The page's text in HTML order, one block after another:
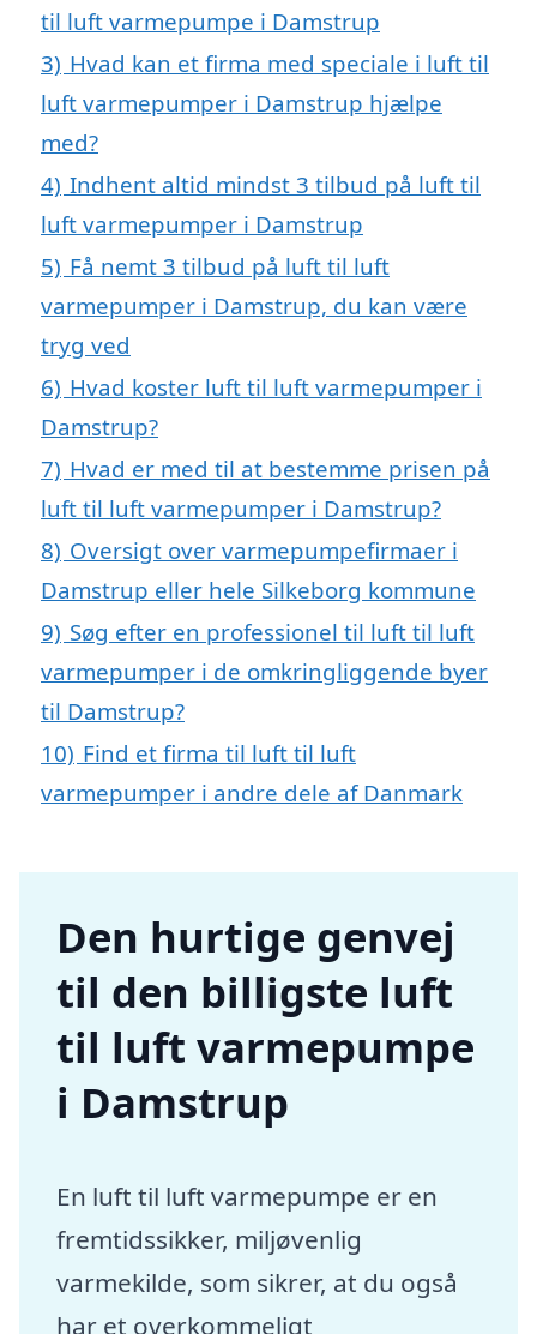
til luft varmepumpe i Damstrup
3) Hvad kan et firma med speciale i luft til
luft varmepumper i Damstrup hjælpe
med?
4) Indhent altid mindst 3 tilbud på luft til
luft varmepumper i Damstrup
5) Få nemt 3 tilbud på luft til luft
varmepumper i Damstrup, du kan være
tryg ved
6) Hvad koster luft til luft varmepumper i
Damstrup?
7) Hvad er med til at bestemme prisen på
luft til luft varmepumper i Damstrup?
8) Oversigt over varmepumpefirmaer i
Damstrup eller hele Silkeborg kommune
9) Søg efter en professionel til luft til luft
varmepumper i de omkringliggende byer
til Damstrup?
10) Find et firma til luft til luft
varmepumper i andre dele af Danmark
Den hurtige genvej
til den billigste luft
til luft varmepumpe
i Damstrup
En luft til luft varmepumpe er en
fremtidssikker, miljøvenlig
varmekilde, som sikrer, at du også
har et overkommeligt